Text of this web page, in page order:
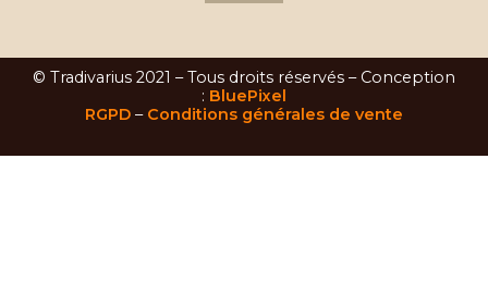
© Tradivarius 2021 – Tous droits réservés – Conception
: BluePixel
RGPD – Conditions générales de vente